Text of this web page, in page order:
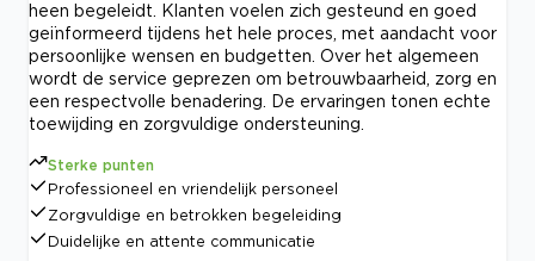
heen begeleidt. Klanten voelen zich gesteund en goed
geïnformeerd tijdens het hele proces, met aandacht voor
persoonlijke wensen en budgetten. Over het algemeen
wordt de service geprezen om betrouwbaarheid, zorg en
een respectvolle benadering. De ervaringen tonen echte
toewijding en zorgvuldige ondersteuning.
Sterke punten
Professioneel en vriendelijk personeel
Zorgvuldige en betrokken begeleiding
Duidelijke en attente communicatie